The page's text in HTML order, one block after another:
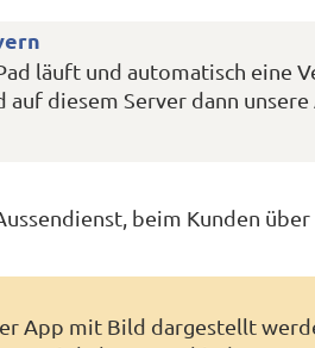
läuft und automatisch eine
diesem Server dann
beim Kunden über
App mit Bild dargestellt